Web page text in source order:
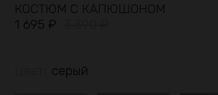
КОСТЮМ С КАПЮШОНОМ
1 695 ₽
серый